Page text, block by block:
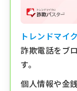
トレンドマイ
詐欺電話をブ
す。
個人情報や金